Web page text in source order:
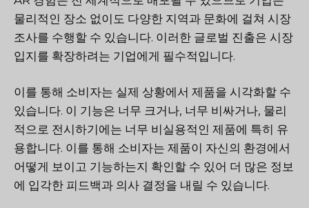
물리적인 장소 없이도 다양한 지역과 문화에 걸쳐 시장
조사를 수행할 수 있습니다. 이러한 글로벌 진출은 시장
입지를 확장하려는 기업에게 필수적입니다.
이를 통해 소비자는 실제 상황에서 제품을 시각화할 수
있습니다. 이 기능은 너무 크거나, 너무 비싸거나, 물리
적으로 전시하기에는 너무 비실용적인 제품에 특히 유
용합니다. 이를 통해 소비자는 제품이 자신의 환경에서
어떻게 보이고 기능하는지 확인할 수 있어 더 많은 정보
에 입각한 피드백과 의사 결정을 내릴 수 있습니다.